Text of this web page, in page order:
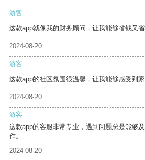
游客
这款app就像我的财务顾问，让我能够省钱又省
2024-08-20
游客
这款app的社区氛围很温馨，让我能够感受到家
2024-08-20
游客
这款app的客服非常专业，遇到问题总是能够
作。
2024-08-20